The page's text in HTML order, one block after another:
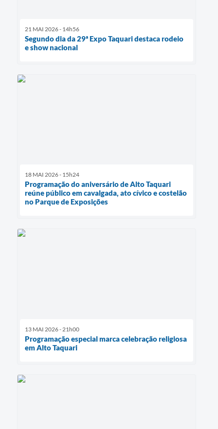
21 MAI 2026 - 14h56
Segundo dia da 29ª Expo Taquari destaca rodeio
e show nacional
18 MAI 2026 - 15h24
Programação do aniversário de Alto Taquari
reúne público em cavalgada, ato cívico e costelão
no Parque de Exposições
13 MAI 2026 - 21h00
Programação especial marca celebração religiosa
em Alto Taquari